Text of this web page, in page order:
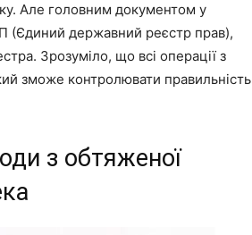
Але головним документом у
(Єдиний державний реєстр прав),
Зрозуміло, що всі операції з
зможе контролювати правильність
з обтяженої